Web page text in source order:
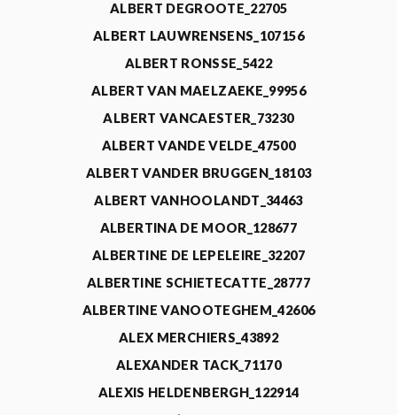
ALBERT DEGROOTE_22705
ALBERT LAUWRENSENS_107156
ALBERT RONSSE_5422
ALBERT VAN MAELZAEKE_99956
ALBERT VANCAESTER_73230
ALBERT VANDE VELDE_47500
ALBERT VANDER BRUGGEN_18103
ALBERT VANHOOLANDT_34463
ALBERTINA DE MOOR_128677
ALBERTINE DE LEPELEIRE_32207
ALBERTINE SCHIETECATTE_28777
ALBERTINE VANOOTEGHEM_42606
ALEX MERCHIERS_43892
ALEXANDER TACK_71170
ALEXIS HELDENBERGH_122914